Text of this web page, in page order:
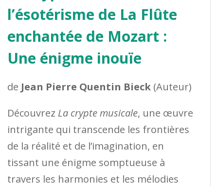
l’ésotérisme de La Flûte
enchantée de Mozart :
Une énigme inouïe
de Jean Pierre Quentin Bieck (Auteur)
Découvrez La crypte musicale, une œuvre
intrigante qui transcende les frontières
de la réalité et de l’imagination, en
tissant une énigme somptueuse à
travers les harmonies et les mélodies